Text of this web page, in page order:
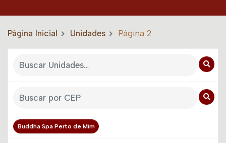
Página Inicial Unidades Página 2
Buddha Spa Perto de Mim